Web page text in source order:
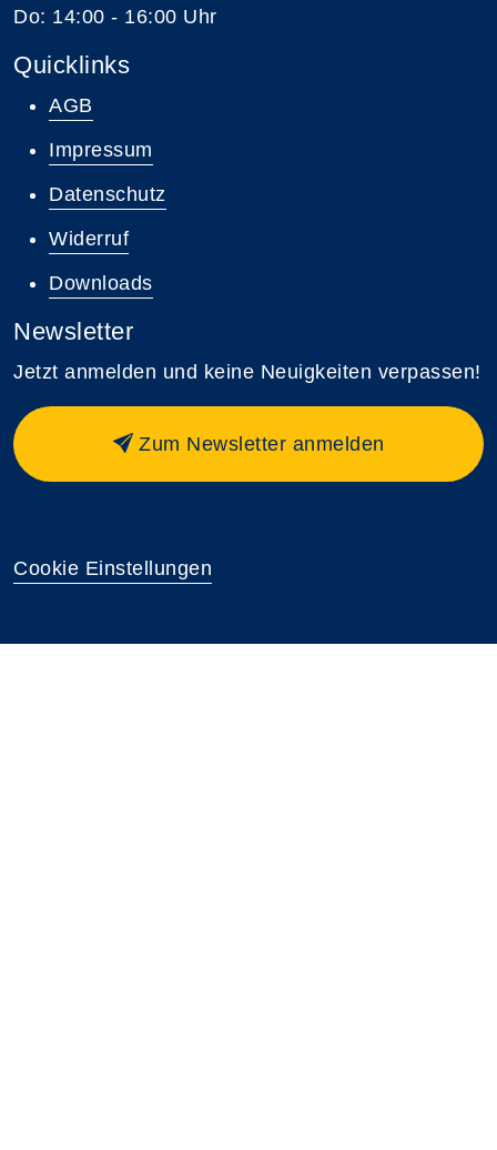
Do: 14:00 - 16:00 Uhr
Quicklinks
AGB
Impressum
Datenschutz
Widerruf
Downloads
Newsletter
Jetzt anmelden und keine Neuigkeiten verpassen!
Zum Newsletter anmelden
Cookie Einstellungen